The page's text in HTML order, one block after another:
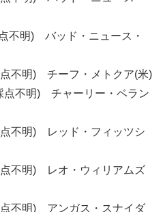
明) バッド・ニュース・
不明) チーフ・メトクア(米)
不明) チャーリー・ベラン
不明) レッド・フィッツシ
不明) レオ・ウィリアムズ
不明) アンガス・スナイダ